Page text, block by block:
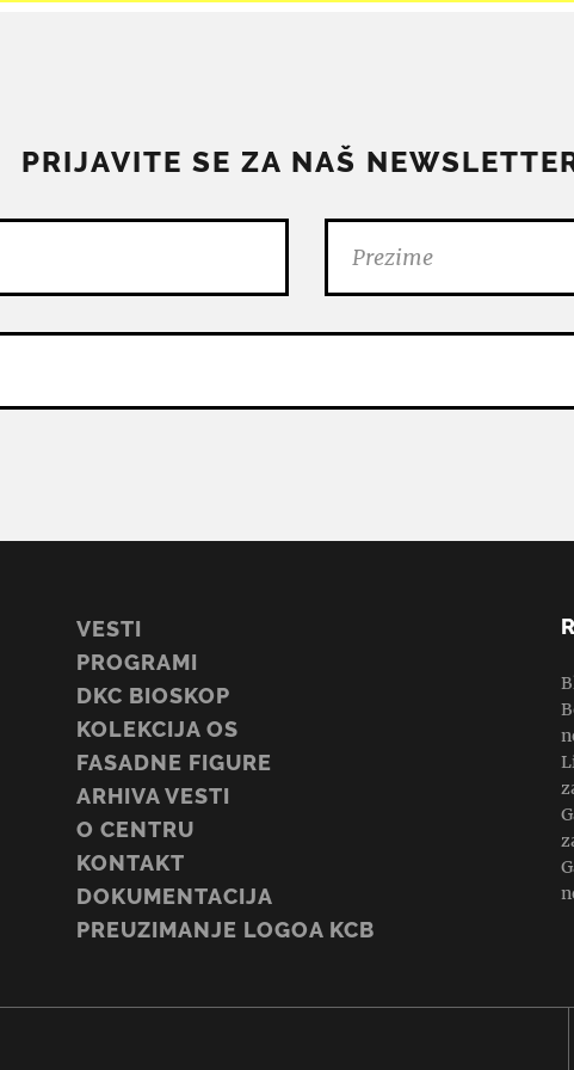
PRIJAVITE SE ZA NAŠ
VESTI
PROGRAMI
DKC BIOSKOP
KOLEKCIJA OS
FASADNE FIGURE
ARHIVA VESTI
O CENTRU
KONTAKT
DOKUMENTACIJA
PREUZIMANJE LOGOA KCB